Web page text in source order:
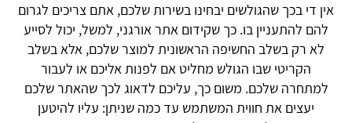
אין די בכך שהגולשים יבחינו בשירות שלכם, אתם צריכים לגרום
להם להתעניין בו. כך שקידום אתר אורגני, למשל, יכול לסייע
לא רק בשלב החשיפה הראשונית למוצר שלכם, אלא בשלב
הקריטי שבו הגולש מחליט אם לפנות אליכם או לעבור
למתחרה שלכם. משום כך, עליכם לדאוג לכך שהאתר שלכם
יעצים את חווית המשתמש עד כמה שניתן: עליו להיטען